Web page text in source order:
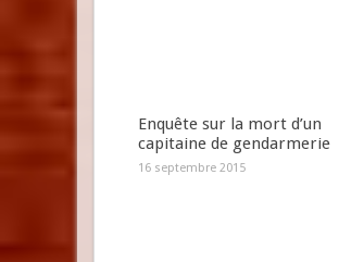
Enquête sur la mort d’un
capitaine de gendarmerie
16 septembre 2015